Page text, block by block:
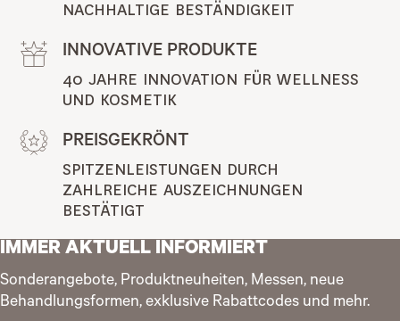
NACHHALTIGE BESTÄNDIGKEIT
INNOVATIVE PRODUKTE
40 JAHRE INNOVATION FÜR WELLNESS
UND KOSMETIK
PREISGEKRÖNT
SPITZENLEISTUNGEN DURCH
ZAHLREICHE AUSZEICHNUNGEN
BESTÄTIGT
IMMER AKTUELL INFORMIERT
Sonderangebote, Produktneuheiten, Messen, neue
Behandlungsformen, exklusive Rabattcodes und mehr.